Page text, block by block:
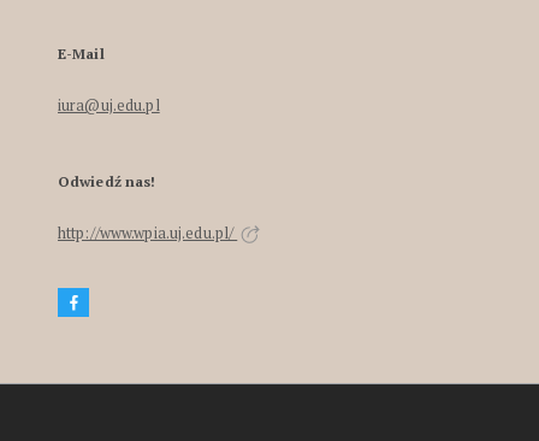
E-Mail
iura@uj.edu.pl
Odwiedź nas!
http://www.wpia.uj.edu.pl/